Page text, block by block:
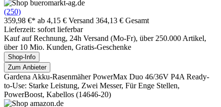
(250)
359,98 €* ab 4,15 € Versand 364,13 € Gesamt
Lieferzeit: sofort lieferbar
Kauf auf Rechnung, 24h Versand (Mo-Fr), über 250.000 Artikel,
über 10 Mio. Kunden, Gratis-Geschenke
Shop-Info
Zum Anbieter
Gardena Akku-Rasenmäher PowerMax Duo 46/36V P4A Ready-
to-Use: Starke Leistung, Zwei Messer, Für Enge Stellen,
PowerBoost, Kabellos (14646-20)